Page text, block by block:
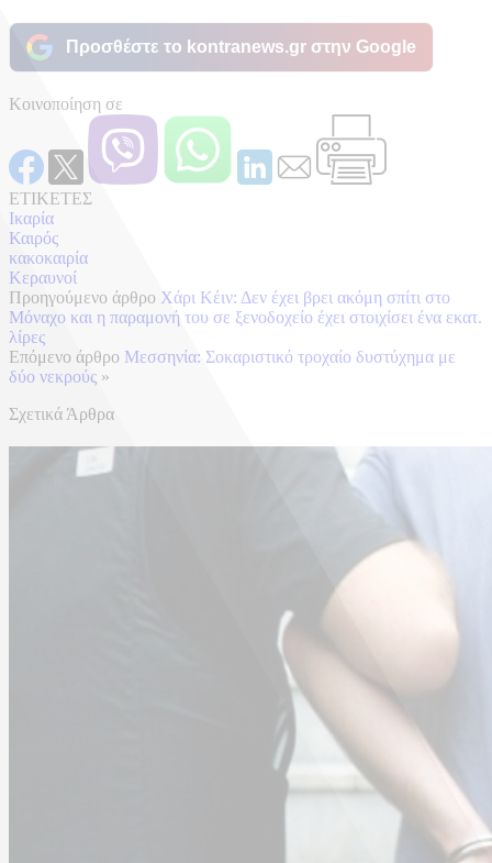
Προσθέστε το kontranews.gr στην Google
Κοινοποίηση σε
ΕΤΙΚΕΤΕΣ
Ικαρία
Καιρός
κακοκαιρία
Κεραυνοί
Προηγούμενο άρθρο Χάρι Κέιν: Δεν έχει βρει ακόμη σπίτι στο
Μόναχο και η παραμονή του σε ξενοδοχείο έχει στοιχίσει ένα εκατ.
λίρες
Επόμενο άρθρο Μεσσηνία: Σοκαριστικό τροχαίο δυστύχημα με
δύο νεκρούς »
Σχετικά Άρθρα